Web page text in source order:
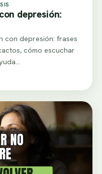
depresión:
con depresión: frases
cómo escuchar